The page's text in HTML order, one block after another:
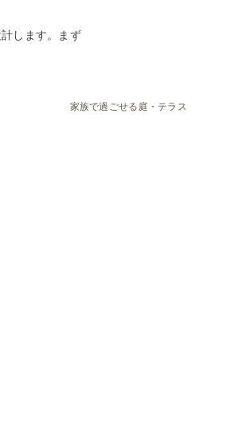
します。まず
家族で過ごせる庭・テラス